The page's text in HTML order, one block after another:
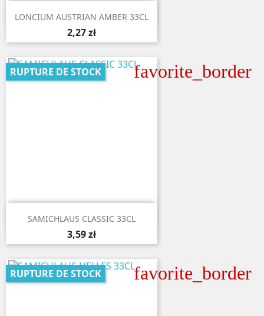
 Aperçu rapide
LONCIUM AUSTRIAN AMBER 33CL
2,27 zł
favorite_border
 Aperçu rapide
SAMICHLAUS CLASSIC 33CL
3,59 zł
RUPTURE DE STOCK
favorite_border
RUPTURE DE STOCK